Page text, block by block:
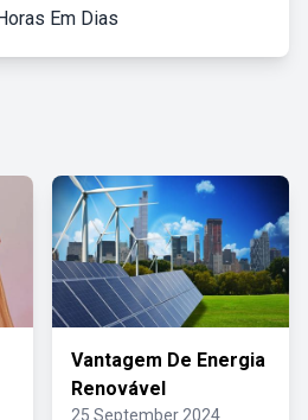
Em Dias
Vantagem De Energia
Renovável
25 September 2024